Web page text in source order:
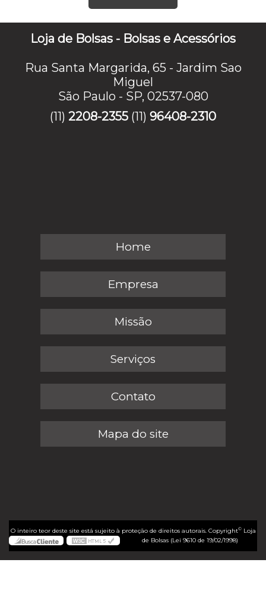
Loja de Bolsas - Bolsas e Acessórios
Rua Santa Margarida, 65 - Jardim Sao
Miguel
São Paulo - SP, 02537-080
(11) 2208-2355 (11) 96408-2310
Home
Empresa
Missão
Serviços
Contato
Mapa do site
O inteiro teor deste site está sujeito à proteção de direitos autorais. Copyright©Loja
de Bolsas (Lei 9610 de 19/02/1998)